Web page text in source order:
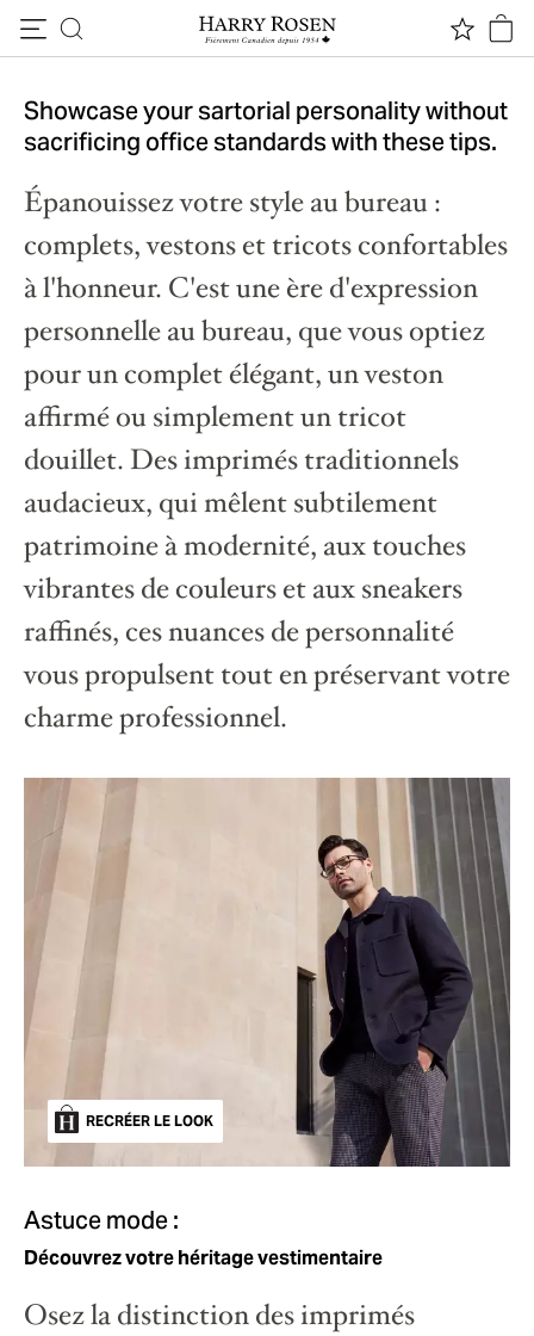
Nouvelle stratégie
vestimentaire
Showcase your sartorial personality without
sacrificing office standards with these tips.
Épanouissez votre style au bureau :
complets, vestons et tricots confortables
à l'honneur. C'est une ère d'expression
personnelle au bureau, que vous optiez
pour un complet élégant, un veston
affirmé ou simplement un tricot
douillet. Des imprimés traditionnels
audacieux, qui mêlent subtilement
patrimoine à modernité, aux touches
vibrantes de couleurs et aux sneakers
raffinés, ces nuances de personnalité
vous propulsent tout en préservant votre
charme professionnel.
RECRÉER LE LOOK
Astuce mode :
Découvrez votre héritage vestimentaire
Osez la distinction des imprimés